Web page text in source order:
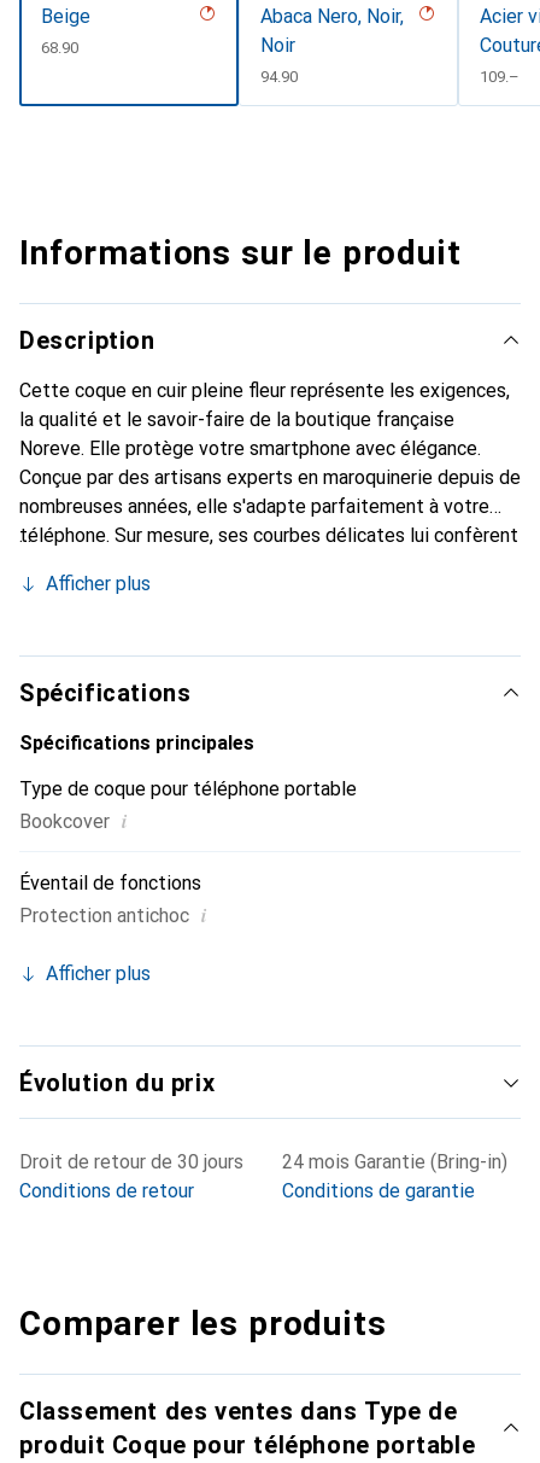
Beige
CHF
68.90
Abaca Nero, Noir,
Noir
CHF
94.90
Acier
CHF
109.–
Informations sur le produit
Description
Cette coque en cuir pleine fleur représente les exigences,
la qualité et le savoir-faire de la boutique française
Noreve. Elle protège votre smartphone avec élégance.
Conçue par des artisans experts en maroquinerie depuis de
nombreuses années, elle s'adapte parfaitement à votre
téléphone. Sur mesure, ses courbes délicates lui confèrent
et indispensable de votre smartphone. Reconnaître
marque Noreve est un choix sûr pour une clientèle
exigeante.
Afficher plus
Spécifications
Spécifications principales
Type de coque pour téléphone portable
Bookcover i
Éventail de fonctions
Protection antichoc i
Afficher plus
Évolution du prix
Droit de retour de 30 jours
Conditions de retour
24 mois Garantie (Bring-in)
Conditions de garantie
Comparer les produits
Classement des ventes dans Type de
produit Coque pour téléphone portable